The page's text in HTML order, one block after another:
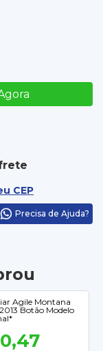
CEP
Precisa de Ajuda?
Agile Montana
Botão Modelo